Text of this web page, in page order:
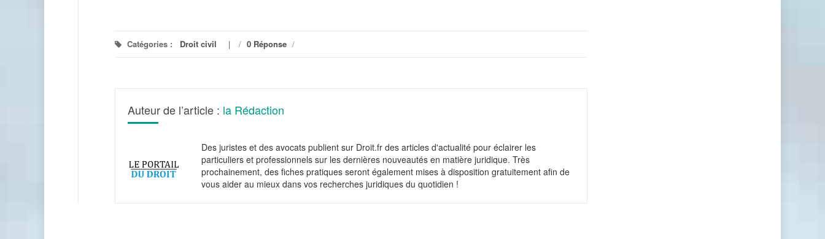
Catégories : Droit civil / 0 Réponse /
Auteur de l’article : la Rédaction
Des juristes et des avocats publient sur Droit.fr des articles d'actualité pour éclairer les
particuliers et professionnels sur les dernières nouveautés en matière juridique. Très
prochainement, des fiches pratiques seront également mises à disposition gratuitement afin de
vous aider au mieux dans vos recherches juridiques du quotidien !